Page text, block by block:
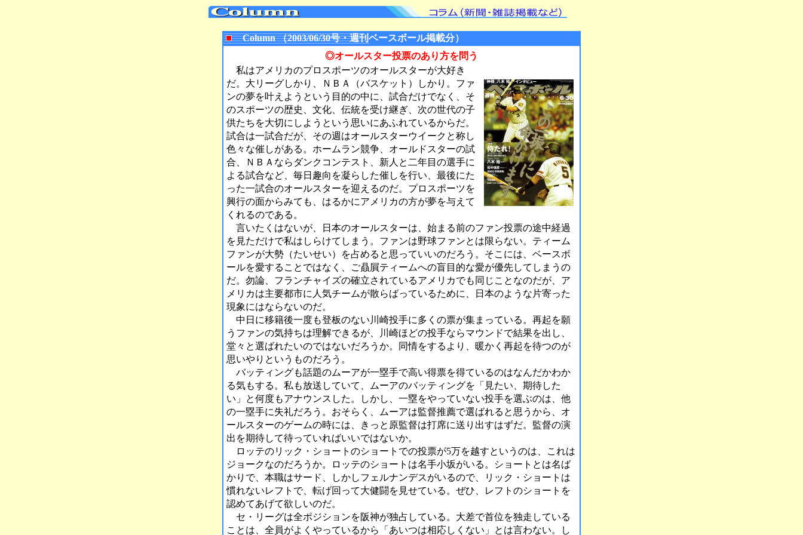
Column （2003/06/30号・週刊ベースボール掲載分）
◎オールスター投票のあり方を問う
私はアメリカのプロスポーツのオールスターが大好き
だ。大リーグしかり、ＮＢＡ（バスケット）しかり。ファ
ンの夢を叶えようという目的の中に、試合だけでなく、そ
のスポーツの歴史、文化、伝統を受け継ぎ、次の世代の子
供たちを大切にしようという思いにあふれているからだ。
試合は一試合だが、その週はオールスターウイークと称し
色々な催しがある。ホームラン競争、オールドスターの試
合、ＮＢＡならダンクコンテスト、新人と二年目の選手に
よる試合など、毎日趣向を凝らした催しを行い、最後にた
った一試合のオールスターを迎えるのだ。プロスポーツを
興行の面からみても、はるかにアメリカの方が夢を与えて
くれるのである。
言いたくはないが、日本のオールスターは、始まる前のファン投票の途中経過
を見ただけで私はしらけてしまう。ファンは野球ファンとは限らない。ティーム
ファンが大勢（たいせい）を占めると思っていいのだろう。そこには、ベースボ
ールを愛することではなく、ご贔屓ティームへの盲目的な愛が優先してしまうの
だ。勿論、フランチャイズの確立されているアメリカでも同じことなのだが、ア
メリカは主要都市に人気チームが散らばっているために、日本のような片寄った
現象にはならないのだ。
中日に移籍後一度も登板のない川崎投手に多くの票が集まっている。再起を願
うファンの気持ちは理解できるが、川崎ほどの投手ならマウンドで結果を出し、
堂々と選ばれたいのではないだろうか。同情をするより、暖かく再起を待つのが
思いやりというものだろう。
バッティングも話題のムーアが一塁手で高い得票を得ているのはなんだかわか
る気もする。私も放送していて、ムーアのバッティングを「見たい、期待した
い」と何度もアナウンスした。しかし、一塁をやっていない投手を選ぶのは、他
の一塁手に失礼だろう。おそらく、ムーアは監督推薦で選ばれると思うから、オ
ールスターのゲームの時には、きっと原監督は打席に送り出すはずだ。監督の演
出を期待して待っていればいいではないか。
ロッテのリック・ショートのショートでの投票が5万を越すというのは、これは
ジョークなのだろうか。ロッテのショートは名手小坂がいる。ショートとは名ば
かりで、本職はサード、しかしフェルナンデスがいるので、リック・ショートは
慣れないレフトで、転げ回って大健闘を見せている。ぜひ、レフトのショートを
認めてあげて欲しいのだ。
セ・リーグは全ポジションを阪神が独占している。大差で首位を独走している
ことは、全員がよくやっているから「あいつは相応しくない」とは言わない。し